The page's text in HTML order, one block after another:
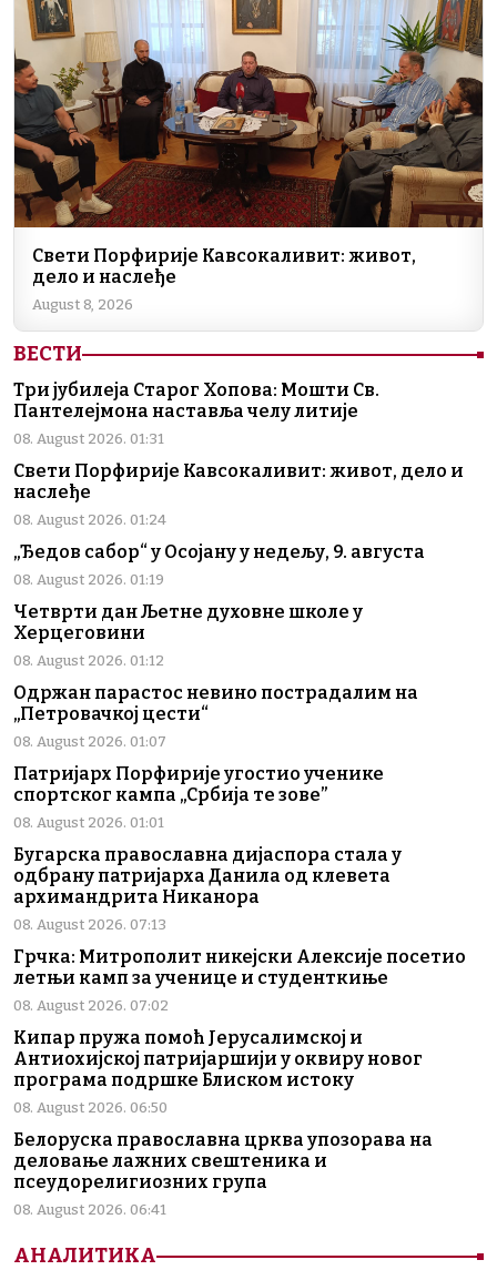
Свети Порфирије Кавсокаливит: живот,
дело и наслеђе
August 8, 2026
ВЕСТИ
Три јубилеја Старог Хопова: Мошти Св.
Пантелејмона наставља челу литије
08. August 2026. 01:31
Свети Порфирије Кавсокаливит: живот, дело и
наслеђе
08. August 2026. 01:24
„Ђедов сабор“ у Осојану у недељу, 9. августа
08. August 2026. 01:19
Четврти дан Љетне духовне школе у
Херцеговини
08. August 2026. 01:12
Одржан парастос невино пострадалим на
„Петровачкој цести“
08. August 2026. 01:07
Патријарх Порфирије угостио ученике
спортског кампа „Србија те зове”
08. August 2026. 01:01
Бугарска православна дијаспора стала у
одбрану патријарха Данила од клевета
архимандрита Никанора
08. August 2026. 07:13
Грчка: Митрополит никејски Алексије посетио
летњи камп за ученице и студенткиње
08. August 2026. 07:02
Кипар пружа помоћ Јерусалимској и
Антиохијској патријаршији у оквиру новог
програма подршке Блиском истоку
08. August 2026. 06:50
Белоруска православна црква упозорава на
деловање лажних свештеника и
псеудорелигиозних група
08. August 2026. 06:41
АНАЛИТИКА